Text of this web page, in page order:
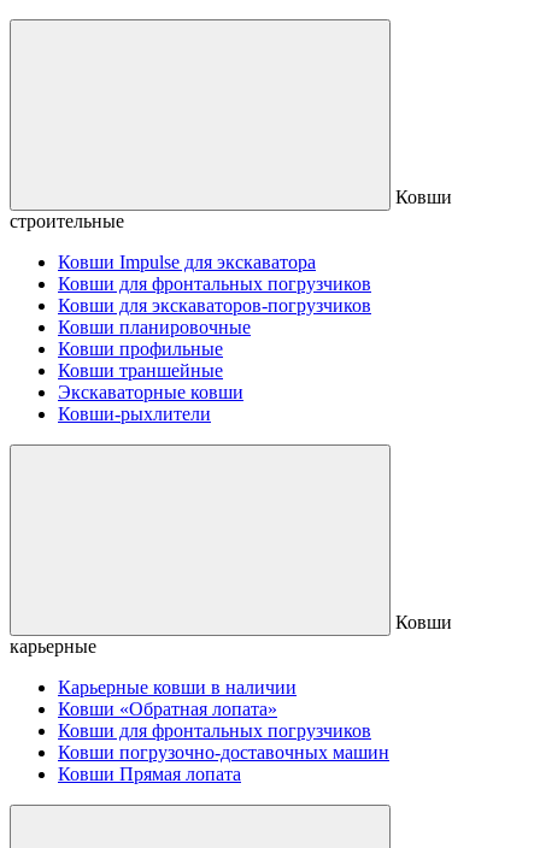
Ковши
строительные
Ковши Impulse для экскаватора
Ковши для фронтальных погрузчиков
Ковши для экскаваторов-погрузчиков
Ковши планировочные
Ковши профильные
Ковши траншейные
Экскаваторные ковши
Ковши-рыхлители
Ковши
карьерные
Карьерные ковши в наличии
Ковши «Обратная лопата»
Ковши для фронтальных погрузчиков
Ковши погрузочно-доставочных машин
Ковши Прямая лопата